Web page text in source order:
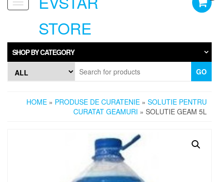
Toggle
navigation
STORE
SHOP BY CATEGORY
GO
HOME » PRODUSE DE CURATENIE » SOLUTIE PENTRU
CURATAT GEAMURI » SOLUTIE GEAM 5L